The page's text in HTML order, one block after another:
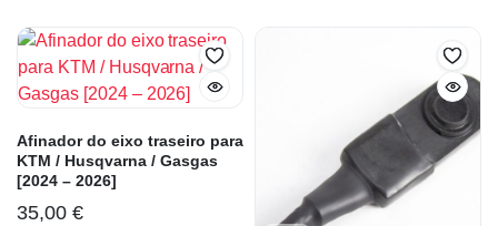
Afinador do eixo traseiro para
KTM / Husqvarna / Gasgas
[2024 – 2026]
35,00 €